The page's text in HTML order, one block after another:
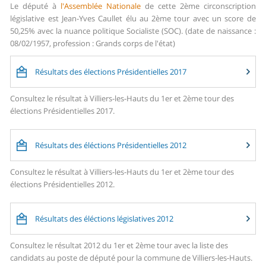
Le député à l'Assemblée Nationale de cette 2ème circonscription
législative est Jean-Yves Caullet élu au 2ème tour avec un score de
50,25% avec la nuance politique Socialiste (SOC). (date de naissance :
08/02/1957, profession : Grands corps de l'état)
Résultats des élections Présidentielles 2017
Consultez le résultat à Villiers-les-Hauts du 1er et 2ème tour des
élections Présidentielles 2017.
Résultats des éléctions Présidentielles 2012
Consultez le résultat à Villiers-les-Hauts du 1er et 2ème tour des
élections Présidentielles 2012.
Résultats des éléctions législatives 2012
Consultez le résultat 2012 du 1er et 2ème tour avec la liste des
candidats au poste de député pour la commune de Villiers-les-Hauts.